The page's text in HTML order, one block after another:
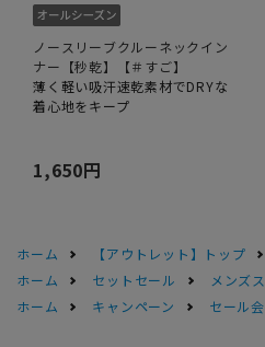
ノースリーブクルーネックイン
ナー【秒乾】【＃すご】
薄く軽い吸汗速乾素材でDRYな
着心地をキープ
1,650円
ホーム 【アウトレット】トップ
ホーム
セットセール
メンズ
ホーム
キャンペーン セール